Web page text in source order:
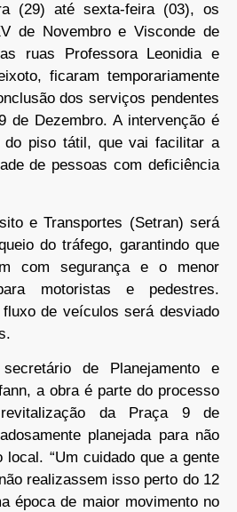
(29) até sexta-feira (03), os
de Novembro e Visconde de
ruas Professora Leonidia e
ficaram temporariamente
dos serviços pendentes
de Dezembro. A intervenção é
do piso tátil, que vai facilitar a
de pessoas com deficiência
e Transportes (Setran) será
do tráfego, garantindo que
com segurança e o menor
motoristas e pedestres.
de veículos será desviado
de Planejamento e
a obra é parte do processo
da Praça 9 de
planejada para não
local. “Um cuidado que a gente
realizassem isso perto do 12
época de maior movimento no